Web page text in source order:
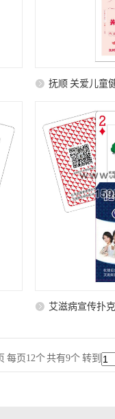
抚顺 关爱儿童
艾滋病宣传扑克
每页12个 共有9个 转到